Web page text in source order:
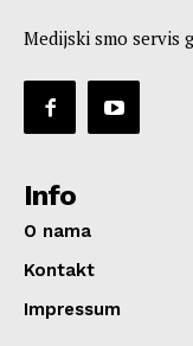
Medijski smo servis
Info
O nama
Kontakt
Impressum